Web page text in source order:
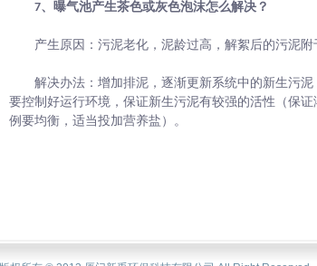
7、曝气池产生茶色或灰色泡沫怎么解决？
产生原因：污泥老化，泥龄过高，解絮后的污泥附
解决办法：增加排泥，逐渐更新系统中的新生污
要控制好运行环境，保证新生污泥有较强的活性（保
例要均衡，适当投加营养盐）。